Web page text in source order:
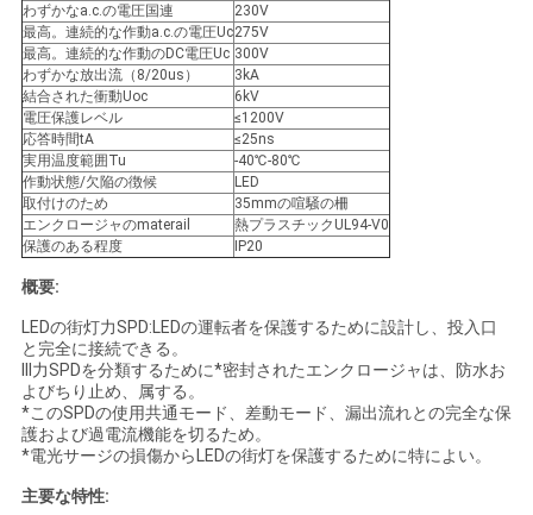
い
ニ
ュ
ー
ス
引
用
を
要
わずかなa.c.の電圧国連
230V
最高。連続的な作動a.c.の電圧Uc275V
最高。連続的な作動のDC電圧Uc 300V
わずかな放出流（8/20us）
3kA
結合された衝動Uoc
6kV
電圧保護レベル
≤1200V
応答時間tA
≤25ns
実用温度範囲Tu
-40℃-80℃
作動状態/欠陥の徴候
LED
取付けのため
35mmの喧騒の柵
エンクロージャのmaterail
熱プラスチックUL94-V0
保護のある程度
IP20
概要:
LEDの街灯力SPD:LEDの運転者を保護するために設計し、投入口
と完全に接続できる。
III力SPDを分類するために*密封されたエンクロージャは、防水お
よびちり止め、属する。
*このSPDの使用共通モード、差動モード、漏出流れとの完全な保
護および過電流機能を切るため。
*電光サージの損傷からLEDの街灯を保護するために特によい。
主要な特性: